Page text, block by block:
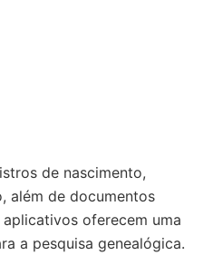
de nascimento,
além de documentos
oferecem uma
a pesquisa genealógica.